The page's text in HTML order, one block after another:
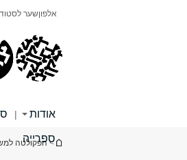
אלפוןשער
אודות |
ספרייה
הינך נמצא כאן
> הפקולטה